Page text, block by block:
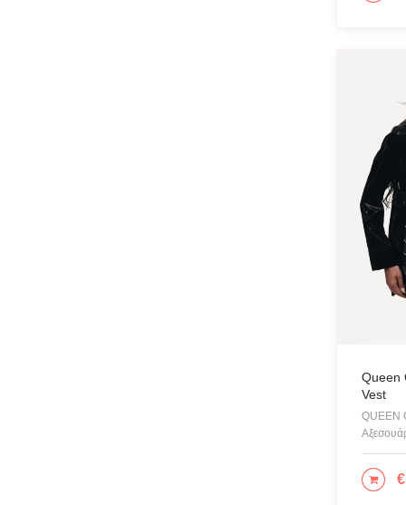
Type anything to search, then press
Queen
Vest
QUEEN
€